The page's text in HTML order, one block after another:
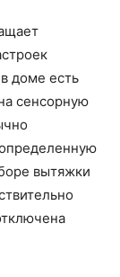
доме есть
сенсорную
вытяжки